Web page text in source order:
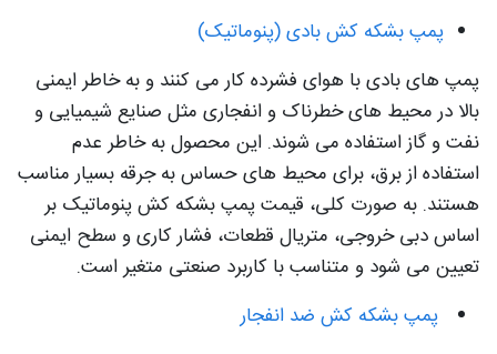
پمپ بشکه کش بادی (پنوماتیک)
پمپ های بادی با هوای فشرده کار می کنند و به خاطر ایمنی
بالا در محیط های خطرناک و انفجاری مثل صنایع شیمیایی و
نفت و گاز استفاده می شوند. این محصول به خاطر عدم
استفاده از برق، برای محیط های حساس به جرقه بسیار مناسب
هستند. به صورت کلی، قیمت پمپ بشکه کش پنوماتیک بر
اساس دبی خروجی، متریال قطعات، فشار کاری و سطح ایمنی
تعیین می شود و متناسب با کاربرد صنعتی متغیر است.
پمپ بشکه کش ضد انفجار